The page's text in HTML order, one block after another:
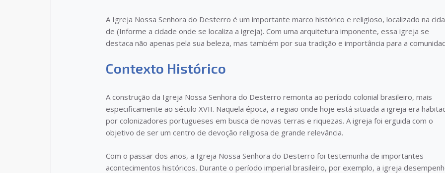
A Igreja Nossa Senhora do Desterro é um importante marco histórico e religioso, localizado na
de (Informe a cidade onde se localiza a igreja). Com uma arquitetura imponente, essa igreja se
destaca não apenas pela sua beleza, mas também por sua tradição e importância para a
Contexto Histórico
A construção da Igreja Nossa Senhora do Desterro remonta ao período colonial brasileiro, mais
especificamente ao século XVII. Naquela época, a região onde hoje está situada a igreja era
por colonizadores portugueses em busca de novas terras e riquezas. A igreja foi erguida com o
objetivo de ser um centro de devoção religiosa de grande relevância.
Com o passar dos anos, a Igreja Nossa Senhora do Desterro foi testemunha de importantes
acontecimentos históricos. Durante o período imperial brasileiro, por exemplo, a igreja